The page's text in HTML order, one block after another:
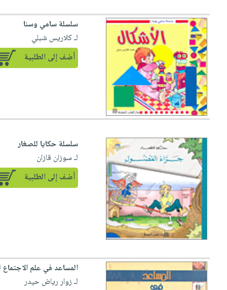
سلسلة سامي وسنا
لـ كلاريس شبلي
أضف إلى الطلبية
سلسلة حكايا للصغار
لـ سوزان قازان
أضف إلى الطلبية
المساعد في علم
لـ زوار رياض حيدر